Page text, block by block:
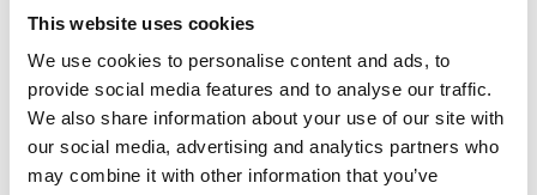
This website uses cookies
We use cookies to personalise content and ads, to
provide social media features and to analyse our traffic.
We also share information about your use of our site with
our social media, advertising and analytics partners who
may combine it with other information that you’ve
förbandsmaterial, eftersom den innehåller ett svagt
antiseptiskt ämne.
Mosaik av myr och skog
Naturreservatet Brurmossen består inte bara av
mossar. Här finns också sankare och näringsrikare